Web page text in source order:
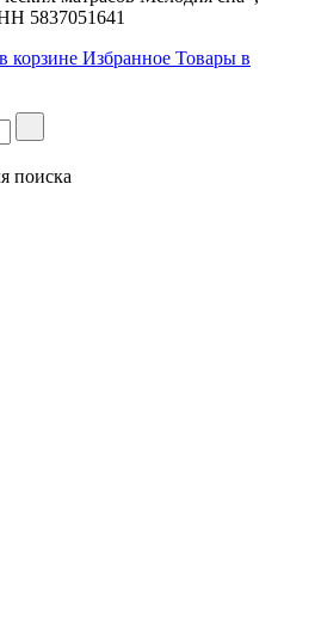
5837051641
корзине Избранное Товары в
поиска